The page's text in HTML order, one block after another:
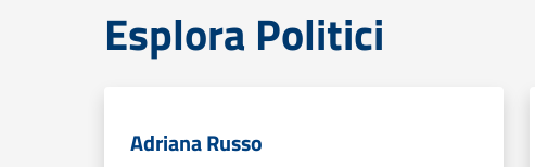
Esplora Politici
Adriana Russo